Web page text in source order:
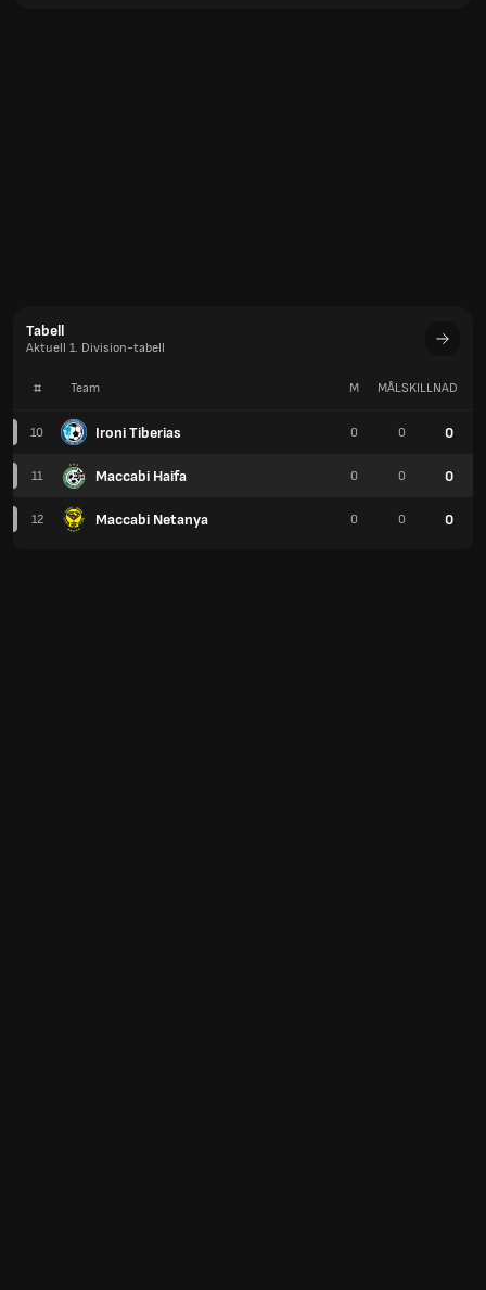
Tabell
Aktuell 1. Division-tabell
# Team
10 Ironi Tiberias
11 Maccabi Haifa
12 Maccabi Netanya
M MÅLSKILLNAD
0 0 0
0 0 0
0 0 0